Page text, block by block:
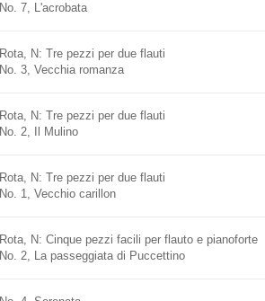
No. 7, L'acrobata
Rota, N: Tre pezzi per due flauti
No. 3, Vecchia romanza
Rota, N: Tre pezzi per due flauti
No. 2, Il Mulino
Rota, N: Tre pezzi per due flauti
No. 1, Vecchio carillon
Rota, N: Cinque pezzi facili per flauto e pianoforte
No. 2, La passeggiata di Puccettino